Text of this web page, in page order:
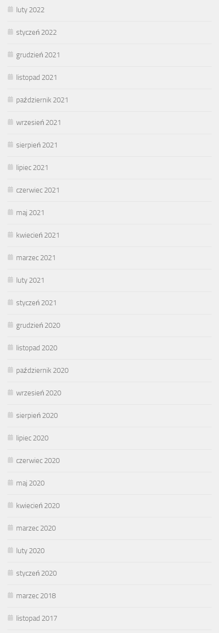
luty 2022
styczeń 2022
grudzień 2021
listopad 2021
październik 2021
wrzesień 2021
sierpień 2021
lipiec 2021
czerwiec 2021
maj 2021
kwiecień 2021
marzec 2021
luty 2021
styczeń 2021
grudzień 2020
listopad 2020
październik 2020
wrzesień 2020
sierpień 2020
lipiec 2020
czerwiec 2020
maj 2020
kwiecień 2020
marzec 2020
luty 2020
styczeń 2020
marzec 2018
listopad 2017